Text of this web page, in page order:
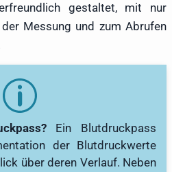
gestaltet, mit nur
Messung und zum Abrufen
Ein Blutdruckpass
der Blutdruckwerte
über deren Verlauf. Neben